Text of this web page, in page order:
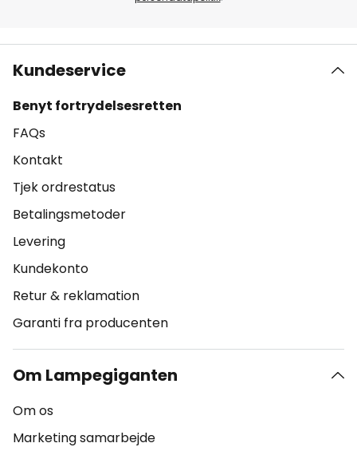
Kundeservice
Benyt fortrydelsesretten
FAQs
Kontakt
Tjek ordrestatus
Betalingsmetoder
Levering
Kundekonto
Retur & reklamation
Garanti fra producenten
Om Lampegiganten
Om os
Marketing samarbejde